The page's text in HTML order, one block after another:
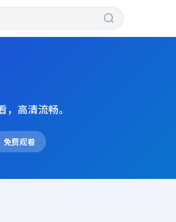
高清流畅。
免费观看